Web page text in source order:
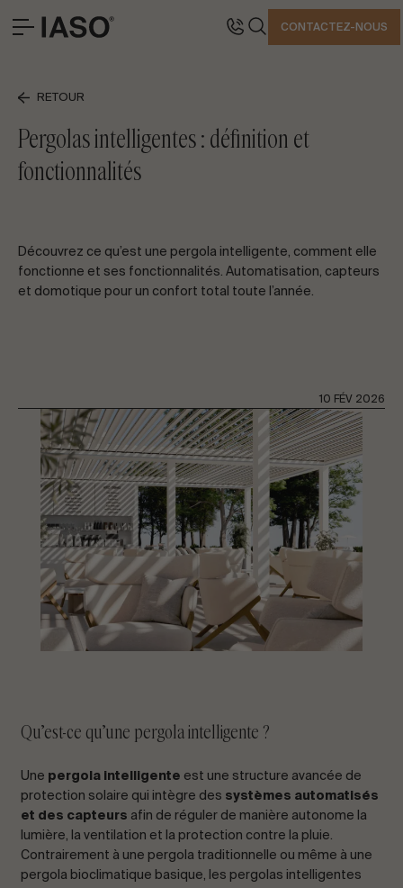
BUREAUX CENTRAUX
Avinguda Exèrcit 35-37
25194 Lleida
Espagne
Tél. +34 973 263 022
PARLONS DE VOTRE PROJET
CONTACTEZ-NOUS
Demandez des informations
FERMER
PROJETS EMBLÉMATIQUES
PROFESSIONNEL
FR ES EN PT
CONTACTEZ-NOUS
RETOUR
Pergolas intelligentes : définition et
fonctionnalités
Découvrez ce qu’est une pergola intelligente, comment elle
fonctionne et ses fonctionnalités. Automatisation, capteurs
et domotique pour un confort total toute l’année.
10 FÉV 2026
Qu’est-ce qu’une pergola intelligente ?
Une pergola intelligente est une structure avancée de
protection solaire qui intègre des systèmes automatisés
et des capteurs afin de réguler de manière autonome la
lumière, la ventilation et la protection contre la pluie.
Contrairement à une pergola traditionnelle ou même à une
pergola bioclimatique basique, les pergolas intelligentes